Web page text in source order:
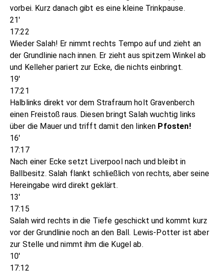
vorbei. Kurz danach gibt es eine kleine Trinkpause.
21'
17:22
Wieder Salah! Er nimmt rechts Tempo auf und zieht an
der Grundlinie nach innen. Er zieht aus spitzem Winkel ab
und Kelleher pariert zur Ecke, die nichts einbringt.
19'
17:21
Halblinks direkt vor dem Strafraum holt Gravenberch
einen Freistoß raus. Diesen bringt Salah wuchtig links
über die Mauer und trifft damit den linken Pfosten!
16'
17:17
Nach einer Ecke setzt Liverpool nach und bleibt in
Ballbesitz. Salah flankt schließlich von rechts, aber seine
Hereingabe wird direkt geklärt.
13'
17:15
Salah wird rechts in die Tiefe geschickt und kommt kurz
vor der Grundlinie noch an den Ball. Lewis-Potter ist aber
zur Stelle und nimmt ihm die Kugel ab.
10'
17:12